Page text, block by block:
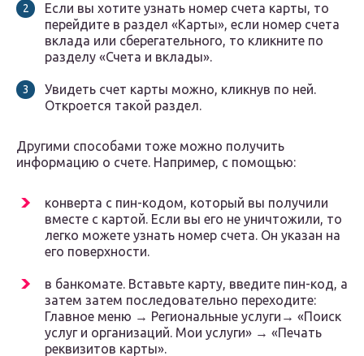
Если вы хотите узнать номер счета карты, то
перейдите в раздел «Карты», если номер счета
вклада или сберегательного, то кликните по
разделу «Счета и вклады».
Увидеть счет карты можно, кликнув по ней.
Откроется такой раздел.
Другими способами тоже можно получить
информацию о счете. Например, с помощью:
конверта с пин-кодом, который вы получили
вместе с картой. Если вы его не уничтожили, то
легко можете узнать номер счета. Он указан на
его поверхности.
в банкомате. Вставьте карту, введите пин-код, а
затем затем последовательно переходите:
Главное меню → Региональные услуги→ «Поиск
услуг и организаций. Мои услуги» → «Печать
реквизитов карты».